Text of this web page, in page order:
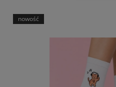
nowość